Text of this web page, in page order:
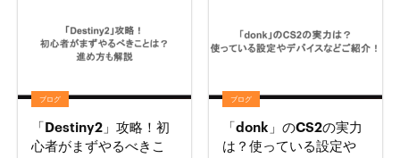
ブログ
「Destiny2」攻略！初
心者がまずやるべきこ
ブログ
「donk」のCS2の実力
は？使っている設定や